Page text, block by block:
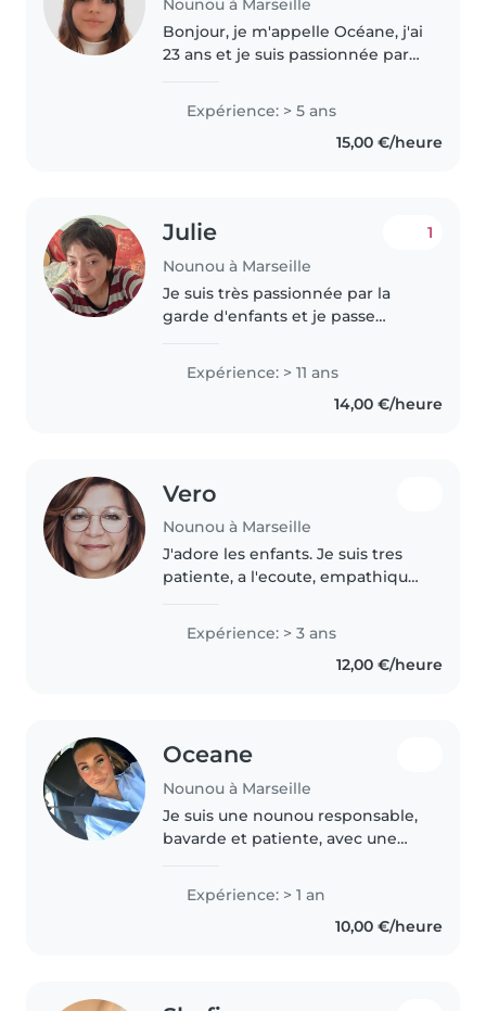
Nounou à Marseille
Bonjour, je m'appelle Océane, j'ai
23 ans et je suis passionnée par
J'ai travaillé pendant 4 ans en
crèche auprès de tout-petits,
notamment des nourrissons,..
Expérience: > 5 ans
15,00 €/heure
Julie
Nounou à Marseille
1
Je suis très passionnée par la
garde d'enfants et je passe
toujours de merveilleuses choses
à nous apprendre, tout comme
Expérience: > 11 ans
14,00 €/heure
Vero
Nounou à Marseille
J'adore les enfants. Je suis tres
patiente, a l'ecoute, empathique
passion des enfants comme mes
propres enfants. Je sais faire
preuve d'imagination pour..
Expérience: > 3 ans
12,00 €/heure
Oceane
Nounou à Marseille
Je suis une nounou responsable,
bavarde et patiente, avec une
d'enfants, principalement avec
les tout-petits, les enfants d'âge
préscolaire et les enfants..
Expérience: > 1 an
10,00 €/heure